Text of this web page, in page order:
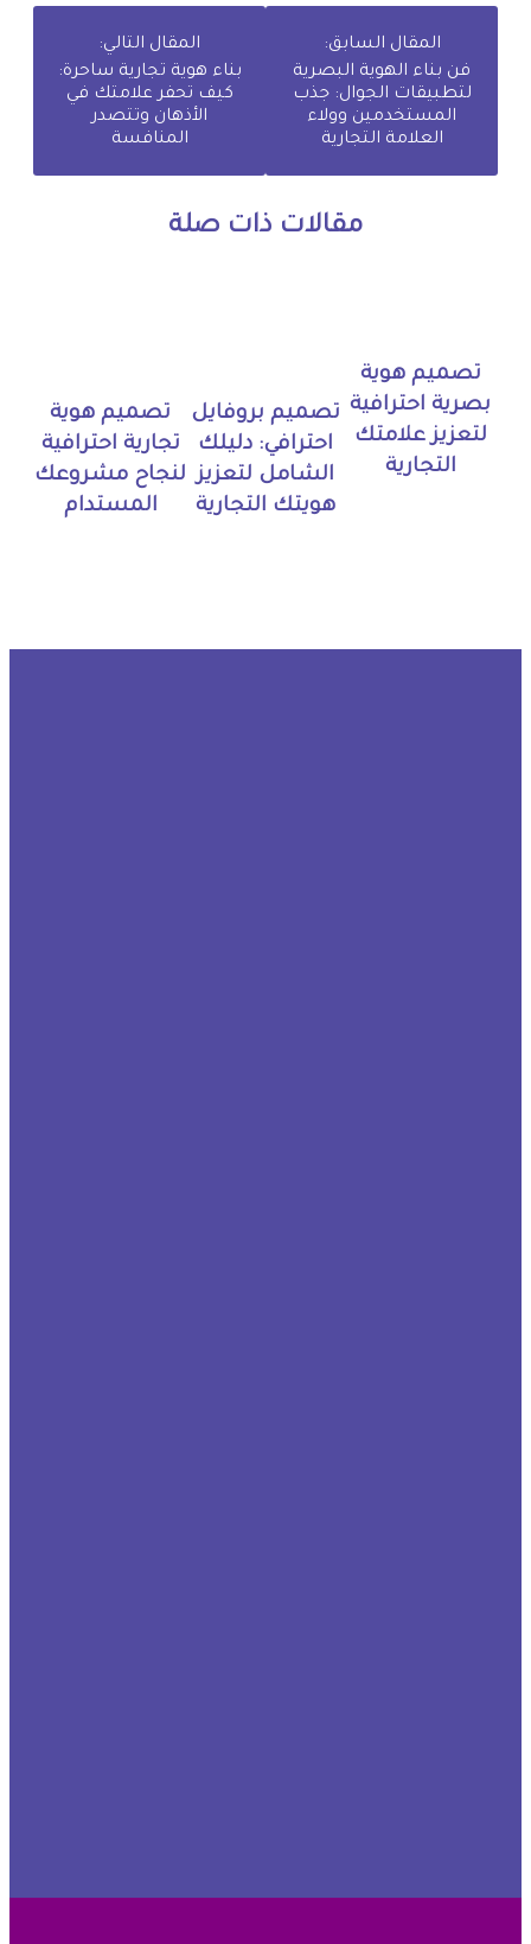
المقال السابق:
فن بناء الهوية البصرية
لتطبيقات الجوال: جذب
المستخدمين وولاء
العلامة التجارية
المقال التالي:
بناء هوية تجارية ساحرة:
كيف تحفر علامتك في
الأذهان وتتصدر
المنافسة
مقالات ذات صلة
تصميم هوية
بصرية احترافية
لتعزيز علامتك
التجارية
تصميم بروفايل
احترافي: دليلك
الشامل لتعزيز
هويتك التجارية
تصميم هوية
تجارية احترافية
لنجاح مشروعك
المستدام